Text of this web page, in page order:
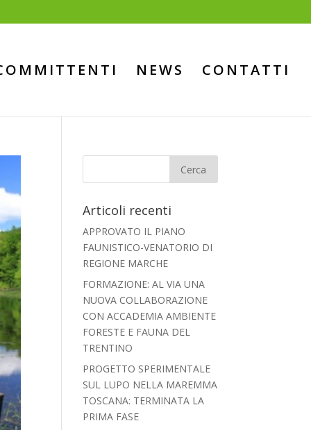
NEWS CONTATTI
Articoli recenti
APPROVATO IL PIANO
FAUNISTICO-VENATORIO DI
REGIONE MARCHE
FORMAZIONE: AL VIA UNA
NUOVA COLLABORAZIONE
CON ACCADEMIA AMBIENTE
FORESTE E FAUNA DEL
TRENTINO
PROGETTO SPERIMENTALE
SUL LUPO NELLA MAREMMA
TOSCANA: TERMINATA LA
PRIMA FASE